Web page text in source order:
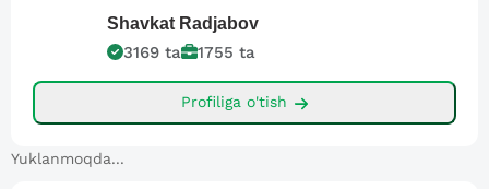
Shavkat Radjabov
3169 ta 1755 ta
Profiliga o'tish
Yuklanmoqda...